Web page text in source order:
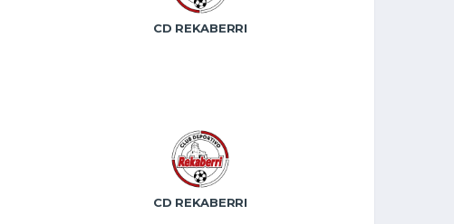
CD REKABERRI
CD REKABERRI